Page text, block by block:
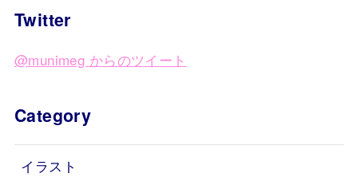
Twitter
@munimeg からのツイート
Category
イラスト